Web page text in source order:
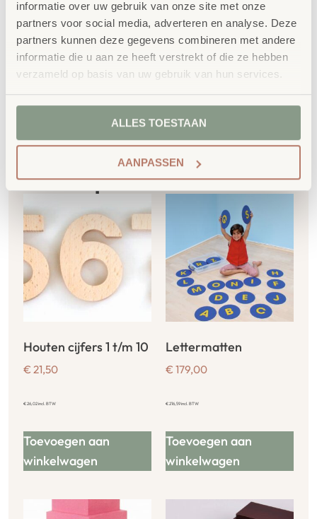
informatie over uw gebruik van onze site met onze
partners voor social media, adverteren en analyse. Deze
partners kunnen deze gegevens combineren met andere
informatie die u aan ze heeft verstrekt of die ze hebben
verzameld op basis van uw gebruik van hun services.
ALLES TOESTAAN
AANPASSEN
SKU 12619
Gerelateerde
producten
Houten cijfers 1 t/m 10
€ 21,50
€26,02incl. BTW
Toevoegen aan
winkelwagen
Lettermatten
€ 179,00
€216,59incl. BTW
Toevoegen aan
winkelwagen